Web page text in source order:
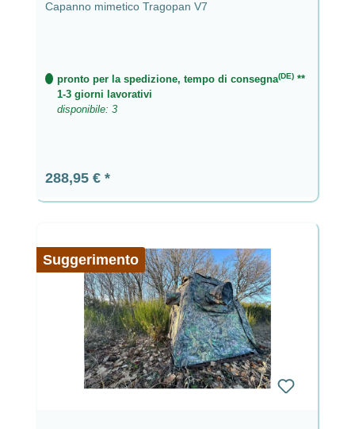
Capanno mimetico Tragopan V7
pronto per la spedizione, tempo di consegna(DE) **
1-3 giorni lavorativi
disponibile: 3
Prezzo normale:
288,95 €
Suggerimento